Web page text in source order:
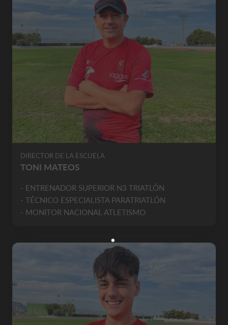
DIRECTOR DE LA ESCUELA
TONI MATEOS
- ENTRENADOR SUPERIOR N3 TRIATLÓN
- TÉCNICO ESPECIALISTA PARATRIATLÓN
- MONITOR NACIONAL ATLETISMO